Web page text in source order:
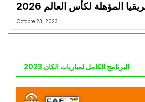
المؤهلة لكأس العالم 2026
Octobre 23, 2023
البرنامج الكامل لمباريات الكان 2023